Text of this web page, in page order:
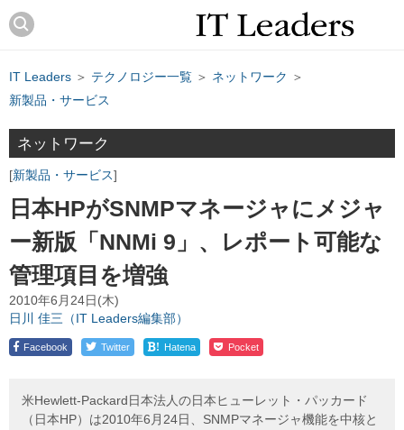
IT Leaders ＞ テクノロジー一覧 ＞ ネットワーク ＞
新製品・サービス
ネットワーク
新製品・サービス
日本HPがSNMPマネージャにメジャ
ー新版「NNMi 9」、レポート可能な
管理項目を増強
2010年6月24日(木)
日川 佳三（IT Leaders編集部）
Facebook Twitter ! Hatena Pocket
米Hewlett-Packard日本法人の日本ヒューレット・パッカード
（日本HP）は2010年6月24日、SNMPマネージャ機能を中核と